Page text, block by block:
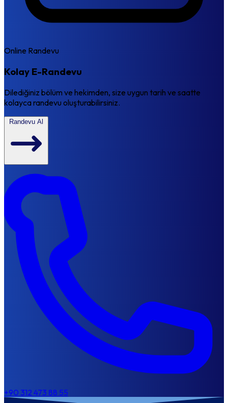
Online Randevu
Kolay E-Randevu
Dilediğiniz bölüm ve hekimden, size uygun tarih ve saatte
kolayca randevu oluşturabilirsiniz.
Randevu Al
+90 312 473 88 55